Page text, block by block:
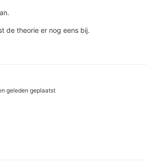
de theorie er nog eens bij.
geleden geplaatst